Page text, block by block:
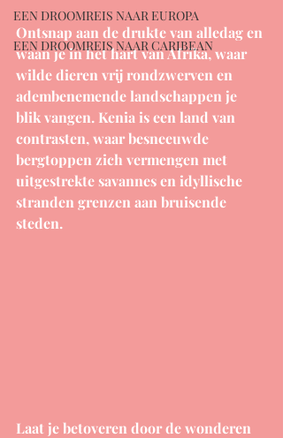
EEN DROOMREIS NAAR EUROPA
EEN DROOMREIS NAAR CARIBEAN
Ontsnap aan de drukte van alledag en
waan je in het hart van Afrika, waar
wilde dieren vrij rondzwerven en
adembenemende landschappen je
blik vangen. Kenia is een land van
contrasten, waar besneeuwde
bergtoppen zich vermengen met
uitgestrekte savannes en idyllische
stranden grenzen aan bruisende
steden.
Laat je betoveren door de wonderen